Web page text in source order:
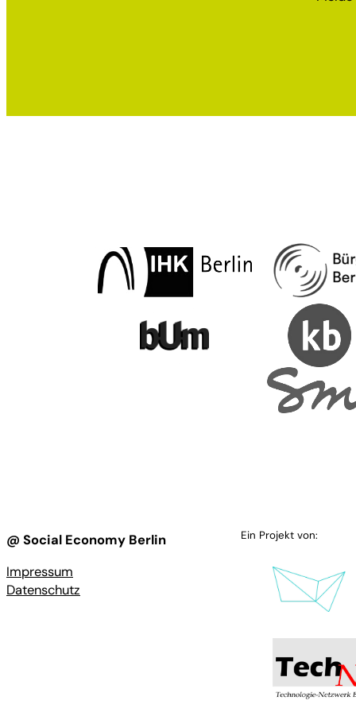
@ Social Economy Berlin
Impressum
Datenschutz
Ein Projekt von: